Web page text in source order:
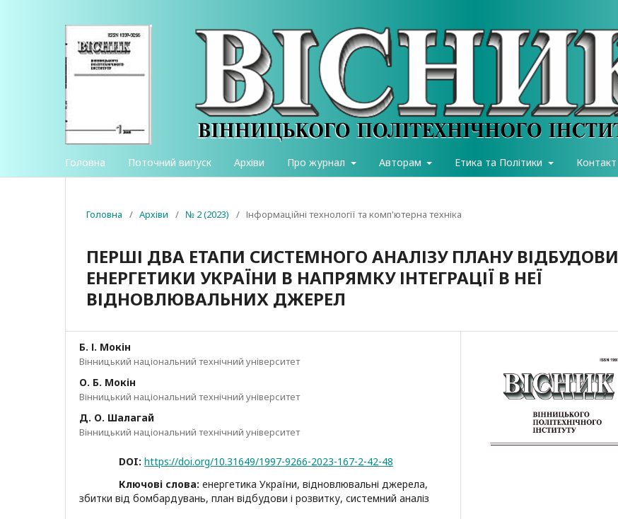
Головна Поточний випуск Архіви Про журнал Авторам Етика та Політики Контакт
Головна / Архіви / № 2 (2023) / Інформаційні технології та комп'ютерна техніка
ПЕРШІ ДВА ЕТАПИ СИСТЕМНОГО АНАЛІЗУ ПЛАНУ ВІДБУДОВИ
ЕНЕРГЕТИКИ УКРАЇНИ В НАПРЯМКУ ІНТЕГРАЦІЇ В НЕЇ
ВІДНОВЛЮВАЛЬНИХ ДЖЕРЕЛ
Б. І. Мокін
Вінницький національний технічний університет
О. Б. Мокін
Вінницький національний технічний університет
Д. О. Шалагай
Вінницький національний технічний університет
DOI: https://doi.org/10.31649/1997-9266-2023-167-2-42-48
Ключові слова: енергетика України, відновлювальні джерела,
збитки від бомбардувань, план відбудови і розвитку, системний аналіз